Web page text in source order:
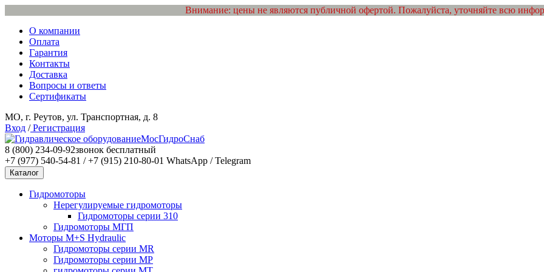
Внимание: цены не являются публичной офертой. Пожалуйста, уточняйте всю
О компании
Оплата
Гарантия
Контакты
Доставка
Вопросы и ответы
Сертификаты
МО, г. Реутов, ул. Транспортная, д. 8
Вход /Регистрация
МосГидроСнаб
8 (800) 234-09-92звонок бесплатный
+7 (977) 540-54-81 / +7 (915) 210-80-01 WhatsApp / Telegram
Каталог
Гидромоторы
Нерегулируемые гидромоторы
Гидромоторы серии 310
Гидромоторы МГП
Моторы M+S Hydraulic
Гидромоторы серии MR
Гидромоторы серии MP